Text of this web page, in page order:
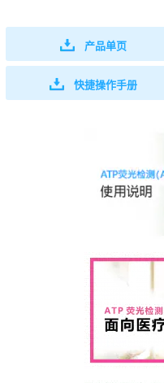
产品单页
快捷操作手册